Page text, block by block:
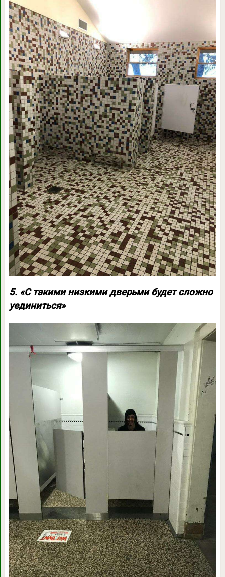
5. «С такими низкими дверьми будет сложно
уединиться»